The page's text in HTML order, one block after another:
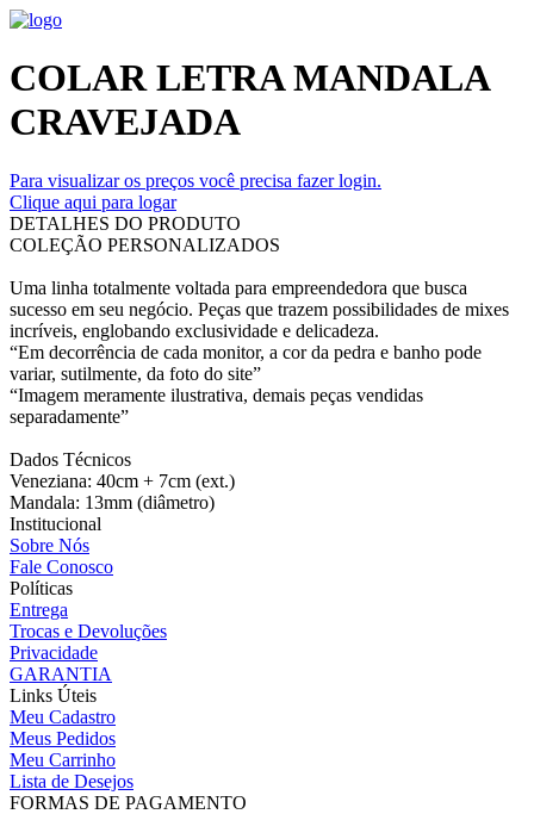
COLAR LETRA MANDALA
CRAVEJADA
Para visualizar os preços você precisa fazer login.
Clique aqui para logar
DETALHES DO PRODUTO
COLEÇÃO PERSONALIZADOS
Uma linha totalmente voltada para empreendedora que busca
sucesso em seu negócio. Peças que trazem possibilidades de mixes
incríveis, englobando exclusividade e delicadeza.
“Em decorrência de cada monitor, a cor da pedra e banho pode
variar, sutilmente, da foto do site”
“Imagem meramente ilustrativa, demais peças vendidas
separadamente”
Dados Técnicos
Veneziana: 40cm + 7cm (ext.)
Mandala: 13mm (diâmetro)
Institucional
Sobre Nós
Fale Conosco
Políticas
Entrega
Trocas e Devoluções
Privacidade
GARANTIA
Links Úteis
Meu Cadastro
Meus Pedidos
Meu Carrinho
Lista de Desejos
FORMAS DE PAGAMENTO